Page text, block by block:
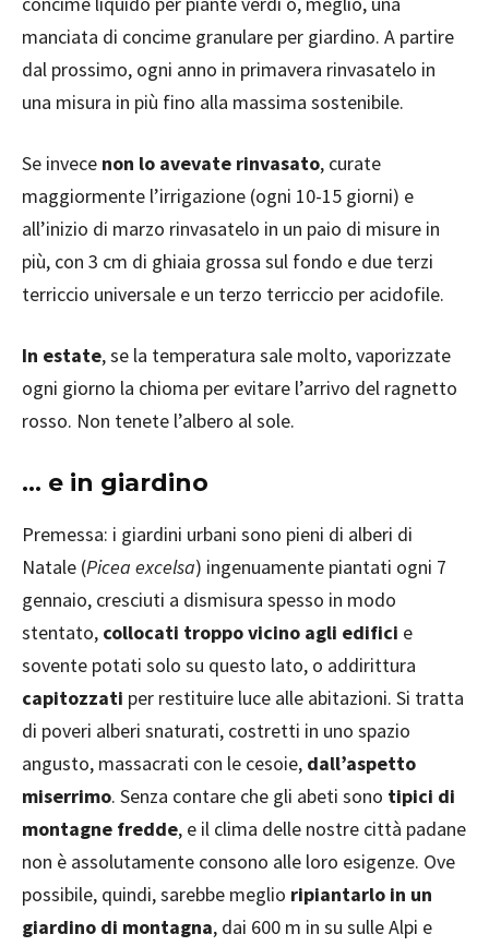
manciata di concime granulare per giardino. A partire
dal prossimo, ogni anno in primavera rinvasatelo in
una misura in più fino alla massima sostenibile.
Se invece non lo avevate rinvasato, curate
maggiormente l’irrigazione (ogni 10-15 giorni) e
all’inizio di marzo rinvasatelo in un paio di misure in
più, con 3 cm di ghiaia grossa sul fondo e due terzi
terriccio universale e un terzo terriccio per acidofile.
In estate, se la temperatura sale molto, vaporizzate
ogni giorno la chioma per evitare l’arrivo del ragnetto
rosso. Non tenete l’albero al sole.
… e in giardino
Premessa: i giardini urbani sono pieni di alberi di
Natale (Picea excelsa) ingenuamente piantati ogni 7
gennaio, cresciuti a dismisura spesso in modo
stentato, collocati troppo vicino agli edifici e
sovente potati solo su questo lato, o addirittura
capitozzati per restituire luce alle abitazioni. Si tratta
di poveri alberi snaturati, costretti in uno spazio
angusto, massacrati con le cesoie, dall’aspetto
miserrimo. Senza contare che gli abeti sono tipici di
montagne fredde, e il clima delle nostre città padane
non è assolutamente consono alle loro esigenze. Ove
possibile, quindi, sarebbe meglio ripiantarlo in un
giardino di montagna, dai 600 m in su sulle Alpi e